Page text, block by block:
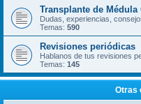
Transplante de Médula
Dudas, experiencias,
Temas: 590
Revisiones periódicas
Hablanos de tus revisiones
Temas: 145
Otras